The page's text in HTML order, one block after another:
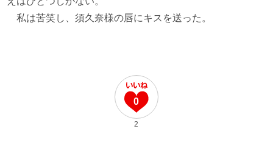
私は苦笑し、須久奈様の唇にキスを送った。
0
2